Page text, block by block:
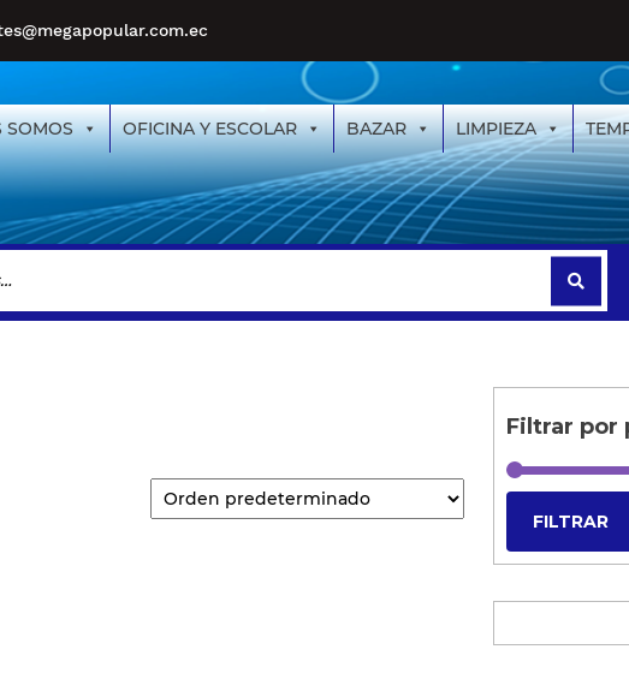
SOMOS OFICINA Y ESCOLAR BAZAR LIMPIEZA
Filtrar por
FILTRAR